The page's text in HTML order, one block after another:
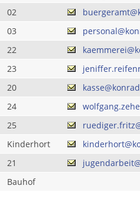
02
03
22
23
20
24
25
Kinderhort
21
Bauhof